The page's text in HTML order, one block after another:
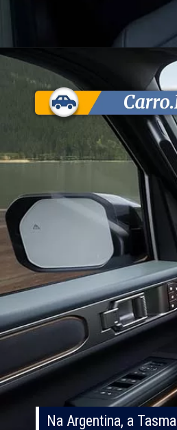
Na Argentina, a
Na Argentina, a